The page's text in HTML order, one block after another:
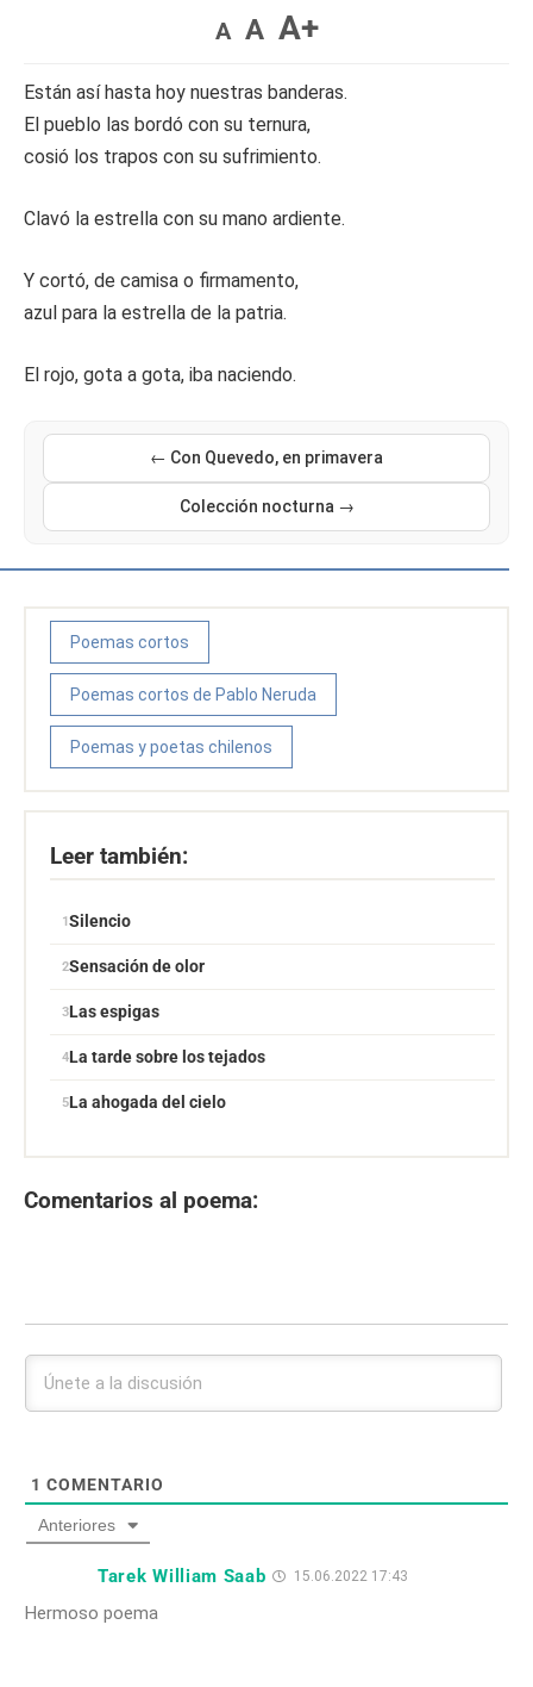
A A A+
Están así hasta hoy nuestras banderas.
El pueblo las bordó con su ternura,
cosió los trapos con su sufrimiento.
Clavó la estrella con su mano ardiente.
Y cortó, de camisa o firmamento,
azul para la estrella de la patria.
El rojo, gota a gota, iba naciendo.
← Con Quevedo, en primavera
Colección nocturna →
Poemas cortos
Poemas cortos de Pablo Neruda
Poemas y poetas chilenos
Leer también:
Silencio
Sensación de olor
Las espigas
La tarde sobre los tejados
La ahogada del cielo
Comentarios al poema:
1 COMENTARIO
Anteriores
Tarek William Saab 15.06.2022 17:43
Hermoso poema